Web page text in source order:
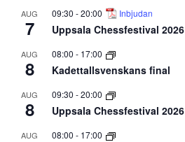
AUG
7
09:30 -20:00 Inbjudan
Uppsala Chessfestival 2026
AUG
8
08:00 - 17:00
Kadettallsvenskans final
AUG
8
09:30 -20:00
Uppsala Chessfestival 2026
AUG 08:00 - 17:00